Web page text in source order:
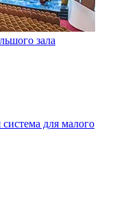
зала
система для малого